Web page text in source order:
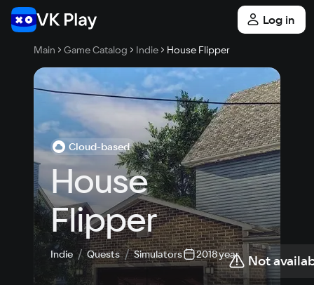
Log in
Main Game Catalog Indie House Flipper
Cloud-based
House
Flipper
Indie Quests Simulators 2018 year Not